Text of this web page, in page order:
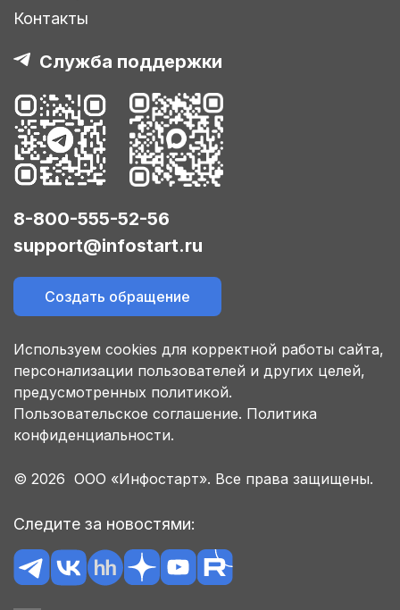
Контакты
Служба поддержки
8-800-555-52-56
support@infostart.ru
Создать обращение
Используем cookies для корректной работы сайта,
персонализации пользователей и других целей,
предусмотренных политикой.
Пользовательское соглашение. Политика
конфиденциальности.
© 2026 ООО «Инфостарт». Все права защищены.
Следите за новостями: